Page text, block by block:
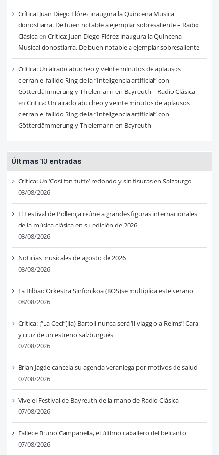
Crítica: Juan Diego Flórez inaugura la Quincena Musical
donostiarra. De buen notable a ejemplar sobresaliente – Radio
Clásicaen Crítica: Juan Diego Flórez inaugura la Quincena
Musical donostiarra. De buen notable a ejemplar sobresaliente
Critica: Un airado abucheo y veinte minutos de aplausos
cierran el fallido Ring de la “Inteligencia artificial” con
Götterdämmerung y Thielemann en Bayreuth – Radio Clásica
en Critica: Un airado abucheo y veinte minutos de aplausos
cierran el fallido Ring de la “Inteligencia artificial” con
Götterdämmerung y Thielemann en Bayreuth
Últimas 10 entradas
Crítica: Un ‘Così fan tutte’ redondo y sin fisuras en Salzburgo
08/08/2026
El Festival de Pollença reúne a grandes figuras internacionales
de la música clásica en su edición de 2026
08/08/2026
Noticias musicales de agosto de 2026
08/08/2026
La Bilbao Orkestra Sinfonikoa (BOS)se multiplica este verano
08/08/2026
Crítica: ¡“La Ceci”(lia) Bartoli nunca será ‘Il viaggio a Reims’! Cara
y cruz de un estreno salzburgués
07/08/2026
Brian Jagde cancela su agenda veraniega por motivos de salud
07/08/2026
Vive el Festival de Bayreuth de la mano de Radio Clásica
07/08/2026
Fallece Bruno Campanella, el último caballero del belcanto
07/08/2026